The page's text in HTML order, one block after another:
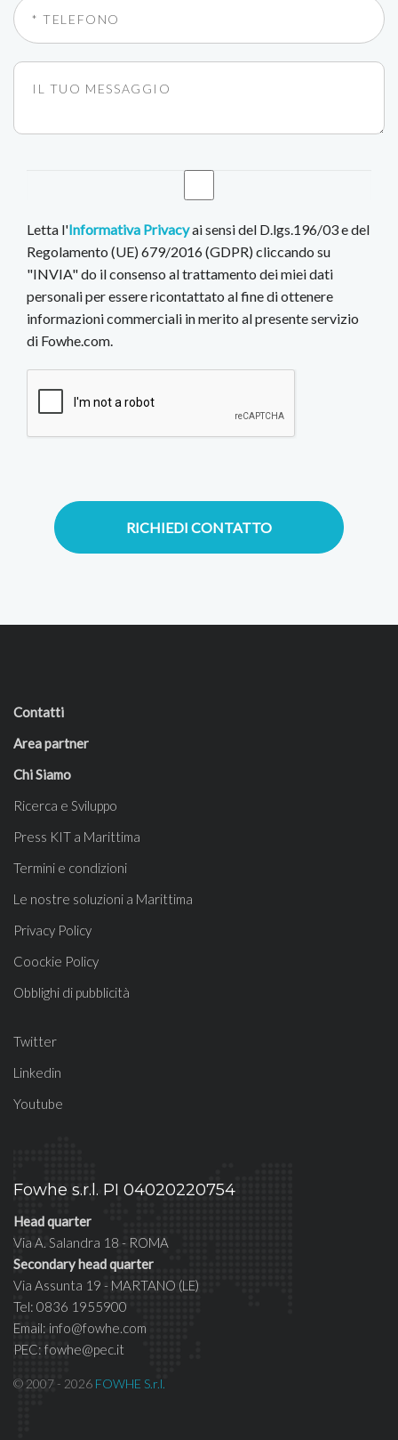
Letta l'Informativa Privacyai sensi del D.lgs.196/03 e del
Regolamento (UE) 679/2016 (GDPR) cliccando su
"INVIA" do il consenso al trattamento dei miei dati
personali per essere ricontattato al fine di ottenere
informazioni commerciali in merito al presente servizio
di Fowhe.com.
RICHIEDI CONTATTO
Contatti
Area partner
Chi Siamo
Ricerca e Sviluppo
Press KIT a Marittima
Termini e condizioni
Le nostre soluzioni a Marittima
Privacy Policy
Coockie Policy
Obblighi di pubblicità
Twitter
Linkedin
Youtube
Fowhe s.r.l. PI 04020220754
Head quarter
Via A. Salandra 18 - ROMA
Secondary head quarter
Via Assunta 19 - MARTANO (LE)
Tel: 0836 1955900
Email: info@fowhe.com
PEC: fowhe@pec.it
© 2007 - 2026 FOWHE S.r.l.